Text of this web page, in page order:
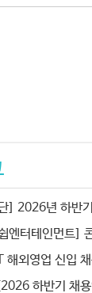
] 2026년 하반
엔터테인먼트]
해외영업 신입
하반기 채용